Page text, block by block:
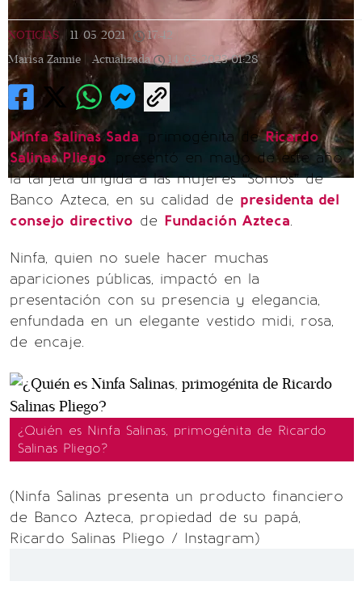
NOTICIAS 11/05/2021 17:42
Marisa Zannie |
Actualizada 14/05/2023 01:28
Ninfa Salinas Sada , primogénita deRicardo
Salinas Pliego , presentó en mayo de este año
la tarjeta dirigida a las mujeres “Somos” de
Banco Azteca, en su calidad de presidenta del
consejo directivo de Fundación Azteca.
Ninfa, quien no suele hacer muchas
apariciones públicas, impactó en la
presentación con su presencia y elegancia,
enfundada en un elegante vestido midi, rosa,
de encaje.
¿Quién es Ninfa Salinas, primogénita de Ricardo
Salinas Pliego?
(Ninfa Salinas presenta un producto financiero
de Banco Azteca, propiedad de su papá,
Ricardo Salinas Pliego / Instagram)